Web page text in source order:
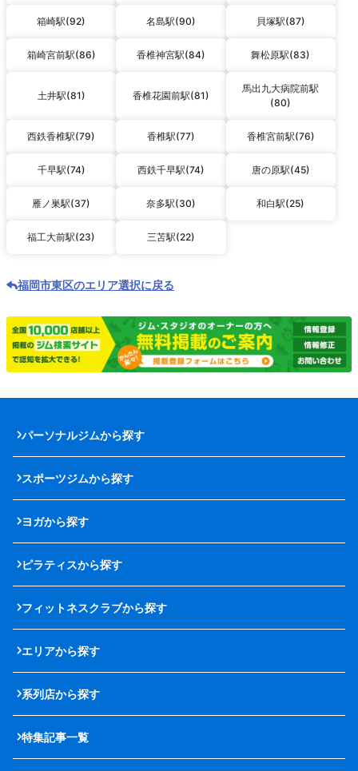
箱崎駅(92) 名島駅(90) 貝塚駅(87)
箱崎宮前駅(86) 香椎神宮駅(84) 舞松原駅(83)
土井駅(81) 香椎花園前駅(81)
馬出九大病院前駅
(80)
西鉄香椎駅(79) 香椎駅(77) 香椎宮前駅(76)
千早駅(74) 西鉄千早駅(74) 唐の原駅(45)
雁ノ巣駅(37) 奈多駅(30) 和白駅(25)
福工大前駅(23) 三苫駅(22)
福岡市東区のエリア選択に戻る
パーソナルジムから探す
スポーツジムから探す
ヨガから探す
ピラティスから探す
フィットネスクラブから探す
エリアから探す
系列店から探す
特集記事一覧